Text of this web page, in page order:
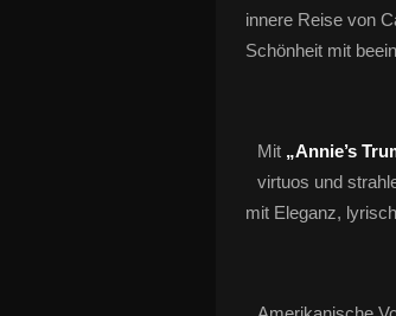
innere Reise von
Schönheit mit
Mit „Annie’s
virtuos und
mit Eleganz,